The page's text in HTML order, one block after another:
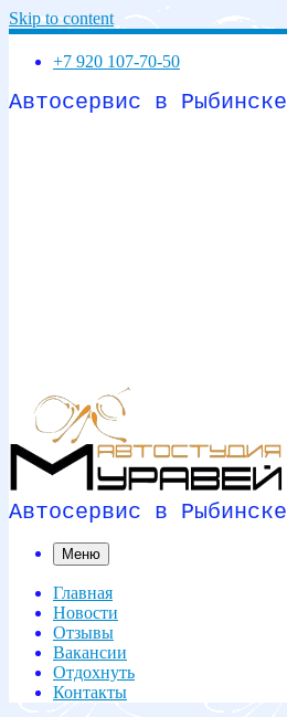
Skip to content
+7 920 107-70-50
Автосервис в Рыбинске
Автосервис в Рыбинске
Меню
Главная
Новости
Отзывы
Вакансии
Отдохнуть
Контакты